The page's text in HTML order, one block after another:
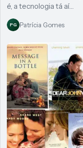
é, a tecnologia tá aí…
PG Patrícia Gomes